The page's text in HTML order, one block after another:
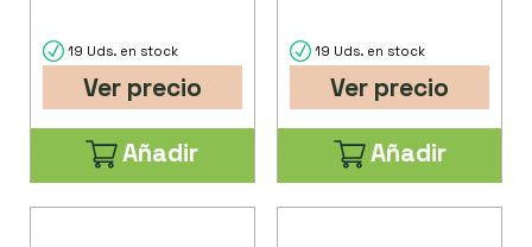
19 Uds. en stock
Ver precio
Añadir
19 Uds. en stock
Ver precio
Añadir